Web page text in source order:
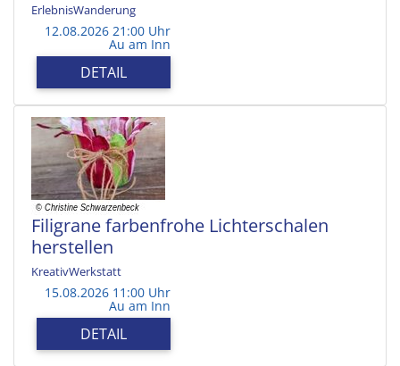
ErlebnisWanderung
12.08.2026 21:00 Uhr
Au am Inn
DETAIL
Filigrane farbenfrohe Lichterschalen
herstellen
KreativWerkstatt
15.08.2026 11:00 Uhr
Au am Inn
DETAIL